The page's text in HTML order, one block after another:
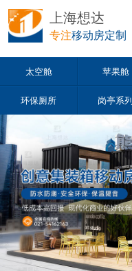
上海想达
专注移动房定制
太空舱 苹果舱
环保厕所 岗亭系列